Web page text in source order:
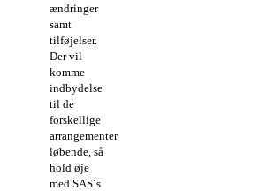
ændringer
samt
tilføjelser.
Der vil
komme
indbydelse
til de
forskellige
arrangementer
løbende, så
hold øje
med SAS´s